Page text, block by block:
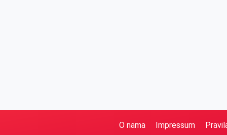
O nama Impressum